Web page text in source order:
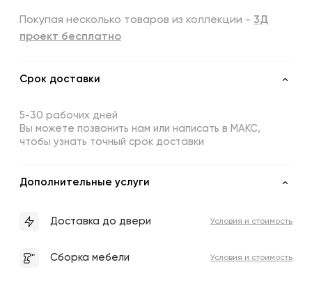
Покупая несколько товаров из коллекции - 3Д
проект бесплатно
Срок доставки
5-30 рабочих дней
Вы можете позвонить нам или написать в МАКС,
чтобы узнать точный срок доставки
Дополнительные услуги
Доставка до двери Условия и стоимость
Сборка мебели Условия и стоимость